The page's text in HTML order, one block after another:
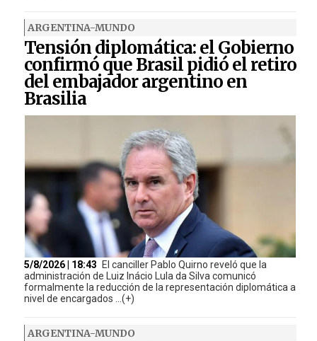
ARGENTINA-MUNDO
Tensión diplomática: el Gobierno
confirmó que Brasil pidió el retiro
del embajador argentino en
Brasilia
5/8/2026 | 18:43
El canciller Pablo Quirno reveló que la
administración de Luiz Inácio Lula da Silva comunicó
formalmente la reducción de la representación diplomática a
nivel de encargados ...(+)
ARGENTINA-MUNDO